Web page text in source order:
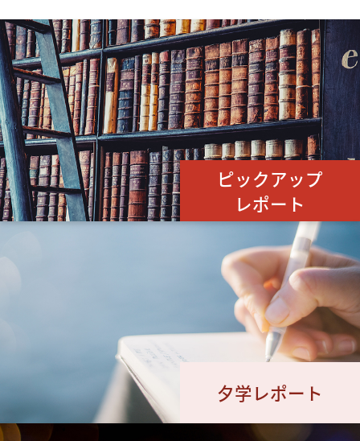
ピックアップ
レポート
夕学レポート